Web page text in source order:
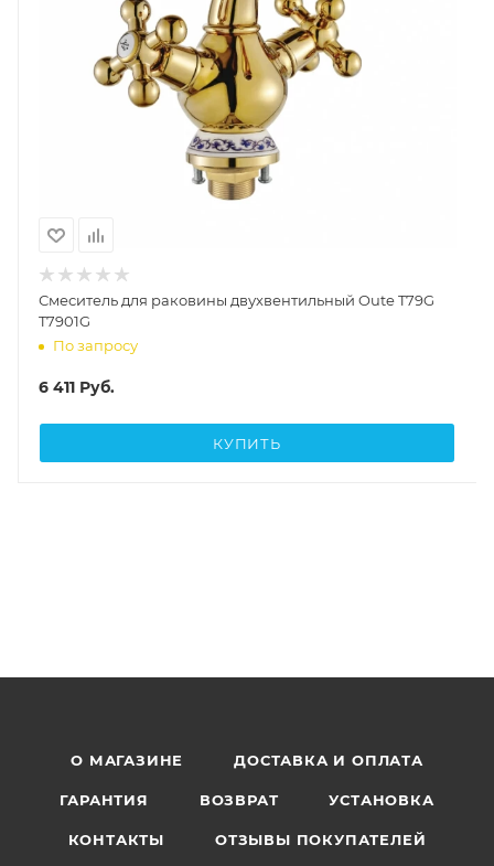
Смеситель для раковины двухвентильный Oute T79G
T7901G
По запросу
6 411 Руб.
КУПИТЬ
О МАГАЗИНЕ ДОСТАВКА И ОПЛАТА
ГАРАНТИЯ ВОЗВРАТ УСТАНОВКА
КОНТАКТЫ ОТЗЫВЫ ПОКУПАТЕЛЕЙ